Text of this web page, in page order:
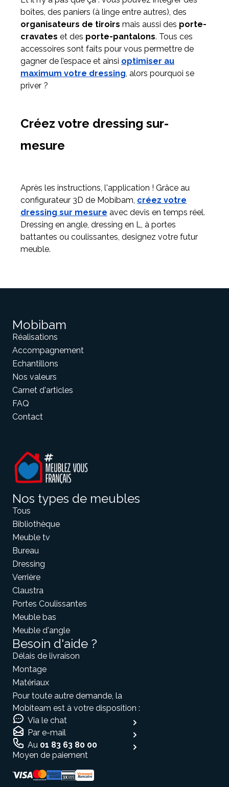
boîtes, des paniers (à linge entre autres), des
organisateurs de tiroirs mais aussi des porte-
cravates et des porte-pantalons. Tous ces
accessoires sont faits pour vous permettre de
gagner de l’espace et ainsi optimiser au
maximum votre dressing, alors pourquoi se
priver ?
Créez votre dressing sur-
mesure
Après les instructions, l'application ! Grâce au
configurateur 3D de Mobibam, créez votre
dressing sur mesure avec devis en temps réel.
Dressing en angle, dressing en L, à portes
battantes ou coulissantes, designez votre futur
meuble.
Mobibam
Réalisations
Accompagnement
Echantillons
Nos valeurs
Carnet d'articles
FAQ
Contact
Nos types de meubles
Tous
Bibliothèque
Meuble tv
Bureau
Dressing
Verrière
Claustra
Portes Coulissantes
Meuble bas
Meuble d'angle
Besoin d'aide ?
Délais de livraison
Montage
Matériaux
Pour toute autre demande, la
Mobiteam est à votre disposition :
Via le chat
Par e-mail
Au 01 83 63 80 00
Moyen de paiement
Salut c'est nous...